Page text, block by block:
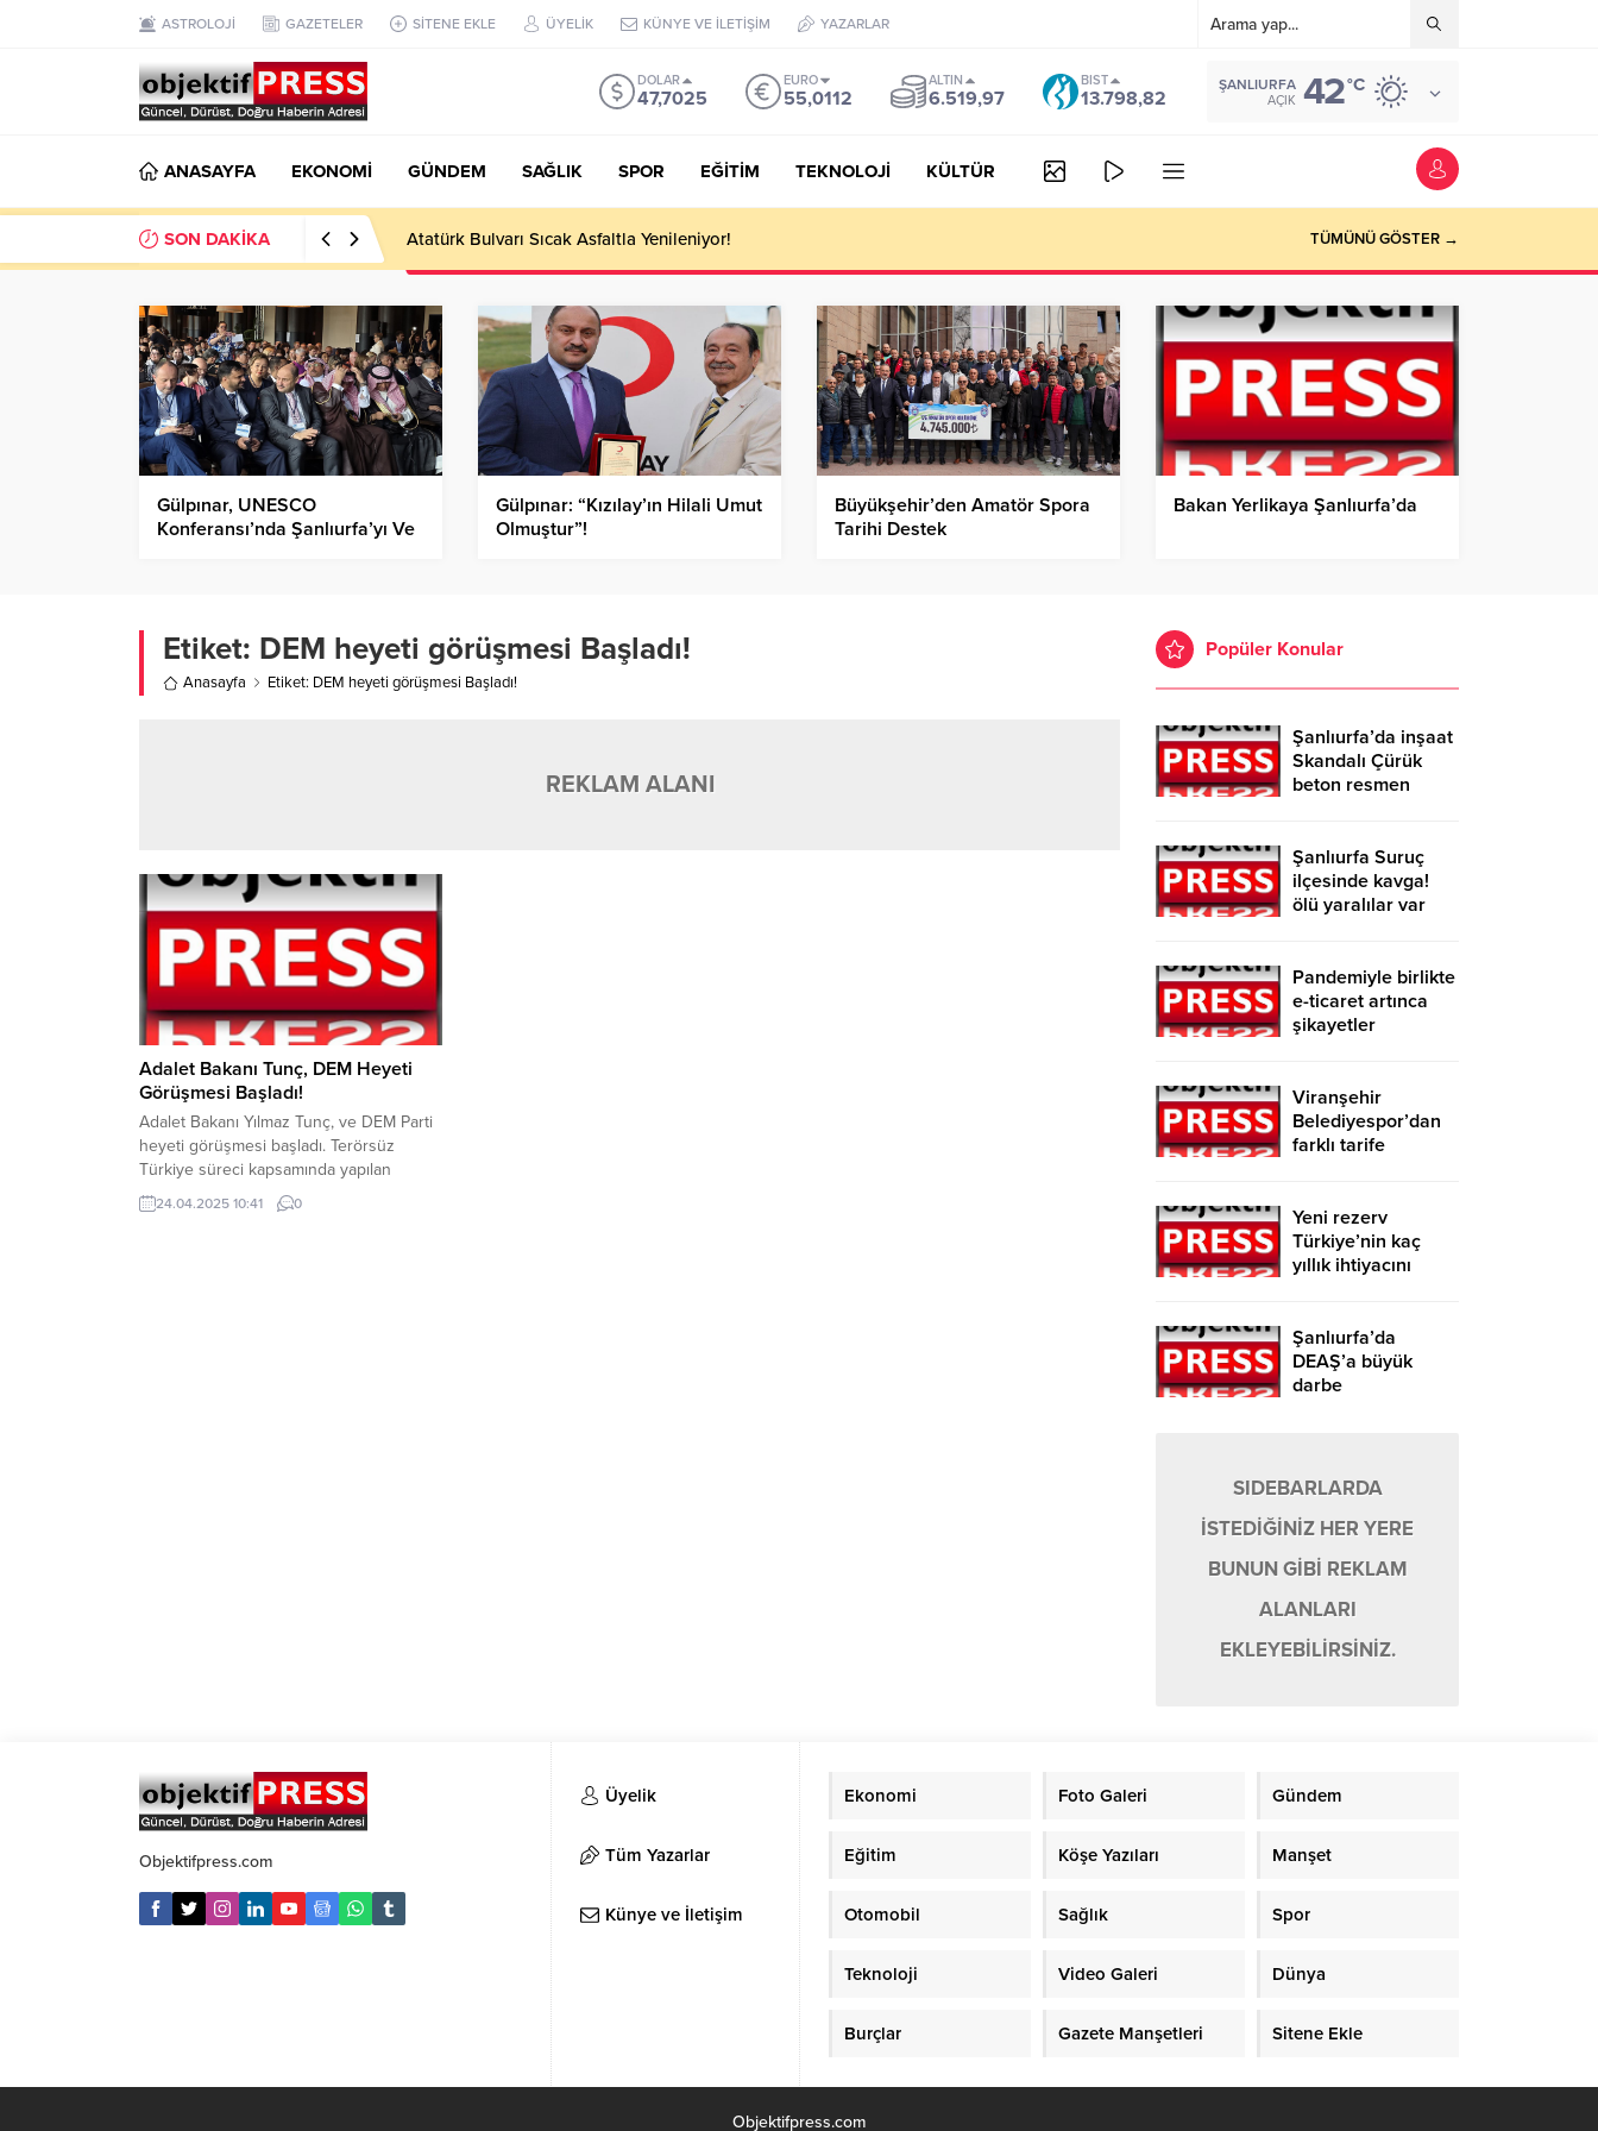
ASTROLOJİ GAZETELER SİTENE EKLE ÜYELİK KÜNYE VE İLETİŞİM YAZARLAR
DOLAR
47,7025
EURO
55,0112
ALTIN
6.519,97
BIST
13.798,82
ŞANLIURFA
AÇIK 42°C
ANASAYFA EKONOMİ GÜNDEM SAĞLIK SPOR EĞİTİM TEKNOLOJİ KÜLTÜR
SON DAKİKA Atatürk Bulvarı Sıcak Asfaltla Yenileniyor! TÜMÜNÜ GÖSTER →
Gülpınar, UNESCO
Konferansı’nda Şanlıurfa’yı Ve
Gülpınar: “Kızılay’ın Hilali Umut
Olmuştur”!
Büyükşehir’den Amatör Spora
Tarihi Destek
Bakan Yerlikaya Şanlıurfa’da
Etiket: DEM heyeti görüşmesi Başladı!
Anasayfa Etiket: DEM heyeti görüşmesi Başladı!
REKLAM ALANI
Adalet Bakanı Tunç, DEM Heyeti
Görüşmesi Başladı!
Adalet Bakanı Yılmaz Tunç, ve DEM Parti
heyeti görüşmesi başladı. Terörsüz
Türkiye süreci kapsamında yapılan
görüşme başladı. DEM heyetiyle
görüşme Sırrı Süreyya Önder’in
24.04.2025 10:41 0
Popüler Konular
Şanlıurfa’da inşaat
Skandalı Çürük
beton resmen
Şanlıurfa Suruç
ilçesinde kavga!
ölü yaralılar var
Pandemiyle birlikte
e-ticaret artınca
şikayetler
Viranşehir
Belediyespor’dan
farklı tarife
Yeni rezerv
Türkiye’nin kaç
yıllık ihtiyacını
Şanlıurfa’da
DEAŞ’a büyük
darbe
SIDEBARLARDA
İSTEDİĞİNİZ HER YERE
BUNUN GİBİ REKLAM
ALANLARI
EKLEYEBİLİRSİNİZ.
Objektifpress.com
Üyelik
Tüm Yazarlar
Künye ve İletişim
Ekonomi Foto Galeri Gündem
Eğitim Köşe Yazıları Manşet
Otomobil Sağlık Spor
Teknoloji Video Galeri Dünya
Burçlar Gazete Manşetleri Sitene Ekle
Objektifpress.com